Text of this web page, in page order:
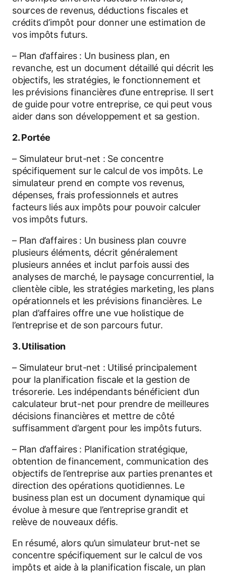
sources de revenus, déductions fiscales et
crédits d’impôt pour donner une estimation de
vos impôts futurs.
– Plan d’affaires : Un business plan, en
revanche, est un document détaillé qui décrit les
objectifs, les stratégies, le fonctionnement et
les prévisions financières d’une entreprise. Il sert
de guide pour votre entreprise, ce qui peut vous
aider dans son développement et sa gestion.
2. Portée
– Simulateur brut-net : Se concentre
spécifiquement sur le calcul de vos impôts. Le
simulateur prend en compte vos revenus,
dépenses, frais professionnels et autres
facteurs liés aux impôts pour pouvoir calculer
vos impôts futurs.
– Plan d’affaires : Un business plan couvre
plusieurs éléments, décrit généralement
plusieurs années et inclut parfois aussi des
analyses de marché, le paysage concurrentiel, la
clientèle cible, les stratégies marketing, les plans
opérationnels et les prévisions financières. Le
plan d’affaires offre une vue holistique de
l’entreprise et de son parcours futur.
3. Utilisation
– Simulateur brut-net : Utilisé principalement
pour la planification fiscale et la gestion de
trésorerie. Les indépendants bénéficient d’un
calculateur brut-net pour prendre de meilleures
décisions financières et mettre de côté
suffisamment d’argent pour les impôts futurs.
– Plan d’affaires : Planification stratégique,
obtention de financement, communication des
objectifs de l’entreprise aux parties prenantes et
direction des opérations quotidiennes. Le
business plan est un document dynamique qui
évolue à mesure que l’entreprise grandit et
relève de nouveaux défis.
En résumé, alors qu’un simulateur brut-net se
concentre spécifiquement sur le calcul de vos
impôts et aide à la planification fiscale, un plan